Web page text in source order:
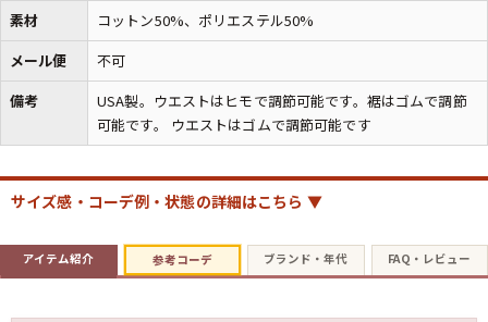
USA製
ボロ
すべてのマニアックを見る
Search by Period 年代から探す
90年代 70年代
60年代 50年代 40年代
素材
コットン50%、ポリエステル50%
メール便
不可
備考
USA製。ウエストはヒモで調節可能です。裾はゴムで調節
可能です。 ウエストはゴムで調節可能です
サイズ感・コーデ例・状態の詳細はこちら ▼
アイテム紹介 参考コーデ ブランド・年代 FAQ・レビュー